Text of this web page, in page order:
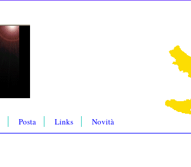
Posta Links Novità